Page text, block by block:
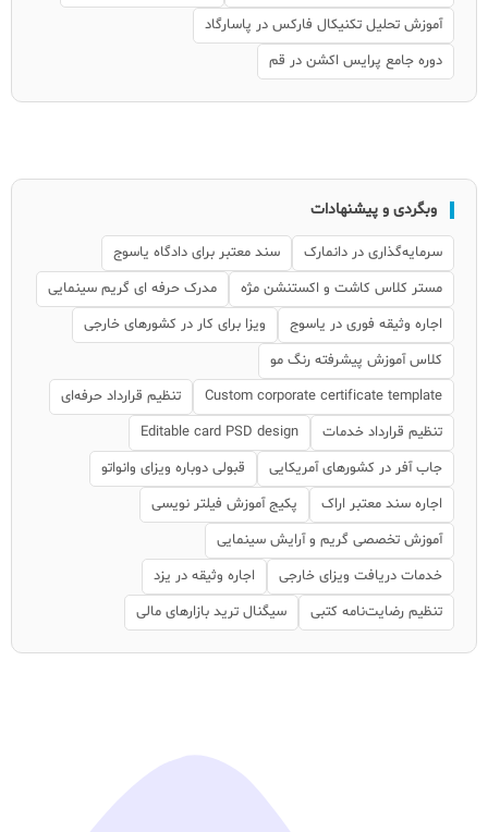
آموزش تحلیل تکنیکال فارکس در پاسارگاد
دوره جامع پرایس اکشن در قم
وبگردی و پیشنهادات
سرمایه‌گذاری در دانمارک
سند معتبر برای دادگاه یاسوج
مستر کلاس کاشت و اکستنشن مژه
مدرک حرفه ای گریم سینمایی
اجاره وثیقه فوری در یاسوج
ویزا برای کار در کشورهای خارجی
کلاس آموزش پیشرفته رنگ مو
Custom corporate certificate template
تنظیم قرارداد حرفه‌ای
تنظیم قرارداد خدمات
Editable card PSD design
جاب آفر در کشورهای آمریکایی
قبولی دوباره ویزای وانواتو
اجاره سند معتبر اراک
پکیج آموزش فیلتر نویسی
آموزش تخصصی گریم و آرایش سینمایی
خدمات دریافت ویزای خارجی
اجاره وثیقه در یزد
تنظیم رضایت‌نامه کتبی
سیگنال ترید بازارهای مالی